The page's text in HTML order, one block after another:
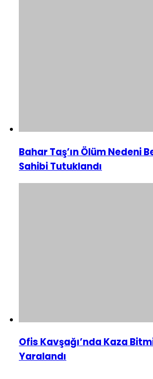
Bahar Taş’ın Ölüm Nedeni
Sahibi Tutuklandı
Ofis Kavşağı’nda Kaza
Yaralandı